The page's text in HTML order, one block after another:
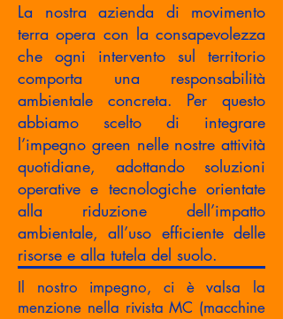
La nostra azienda di movimento
terra opera con la consapevolezza
che ogni intervento sul territorio
comporta una responsabilità
ambientale concreta. Per questo
abbiamo scelto di integrare
l’impegno green nelle nostre attività
quotidiane, adottando soluzioni
operative e tecnologiche orientate
alla riduzione dell’impatto
ambientale, all’uso efficiente delle
risorse e alla tutela del suolo.
Il nostro impegno, ci è valsa la
menzione nella rivista MC (macchine